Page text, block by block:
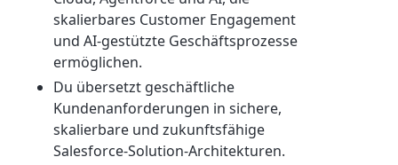
skalierbares Customer Engagement
und AI-gestützte Geschäftsprozesse
ermöglichen.
Du übersetzt geschäftliche
Kundenanforderungen in sichere,
skalierbare und zukunftsfähige
Salesforce-Solution-Architekturen.